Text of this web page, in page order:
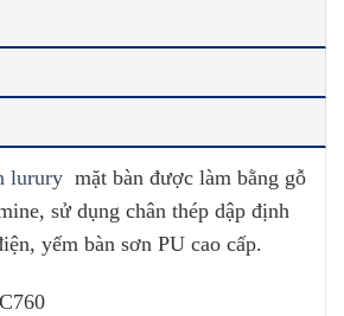
lurury mặt bàn được làm bằng gỗ
sử dụng chân thép dập định
yếm bàn sơn PU cao cấp.